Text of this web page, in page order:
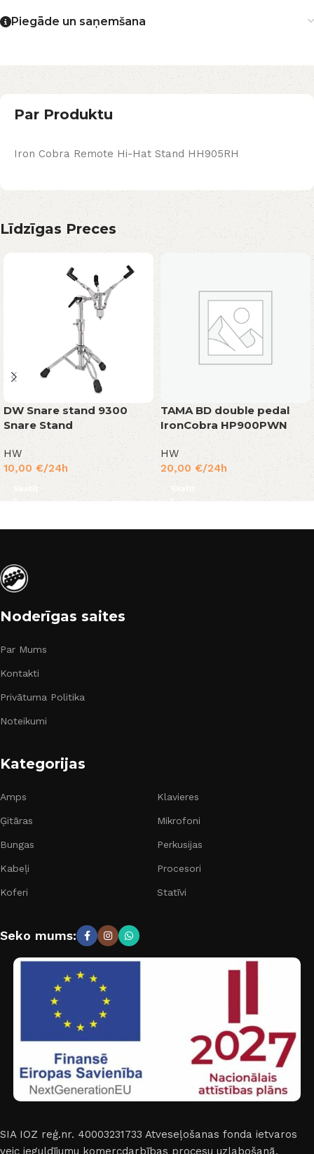
Piegāde un saņemšana
Par Produktu
Iron Cobra Remote Hi-Hat Stand HH905RH
Līdzīgas Preces
DW Snare stand 9300
Snare Stand
HW
10,00 €/24h
Skatīt
TAMA BD double pedal
IronCobra HP900PWN
HW
20,00 €/24h
Skatīt
Noderīgas saites
Par Mums
Kontakti
Privātuma Politika
Noteikumi
Kategorijas
Amps
Ģitāras
Bungas
Kabeļi
Koferi
Klavieres
Mikrofoni
Perkusijas
Procesori
Statīvi
Seko mums:
SIA IOZ reģ.nr. 40003231733 Atveseļošanas fonda ietvaros
veic ieguldījumu komercdarbības procesu uzlabošanā.